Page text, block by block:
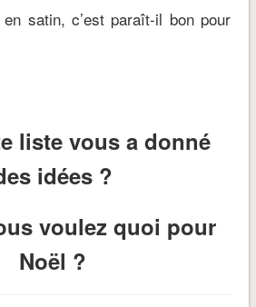
en satin, c’est paraît-il bon pour
liste vous a donné
idées ?
voulez quoi pour
Noël ?